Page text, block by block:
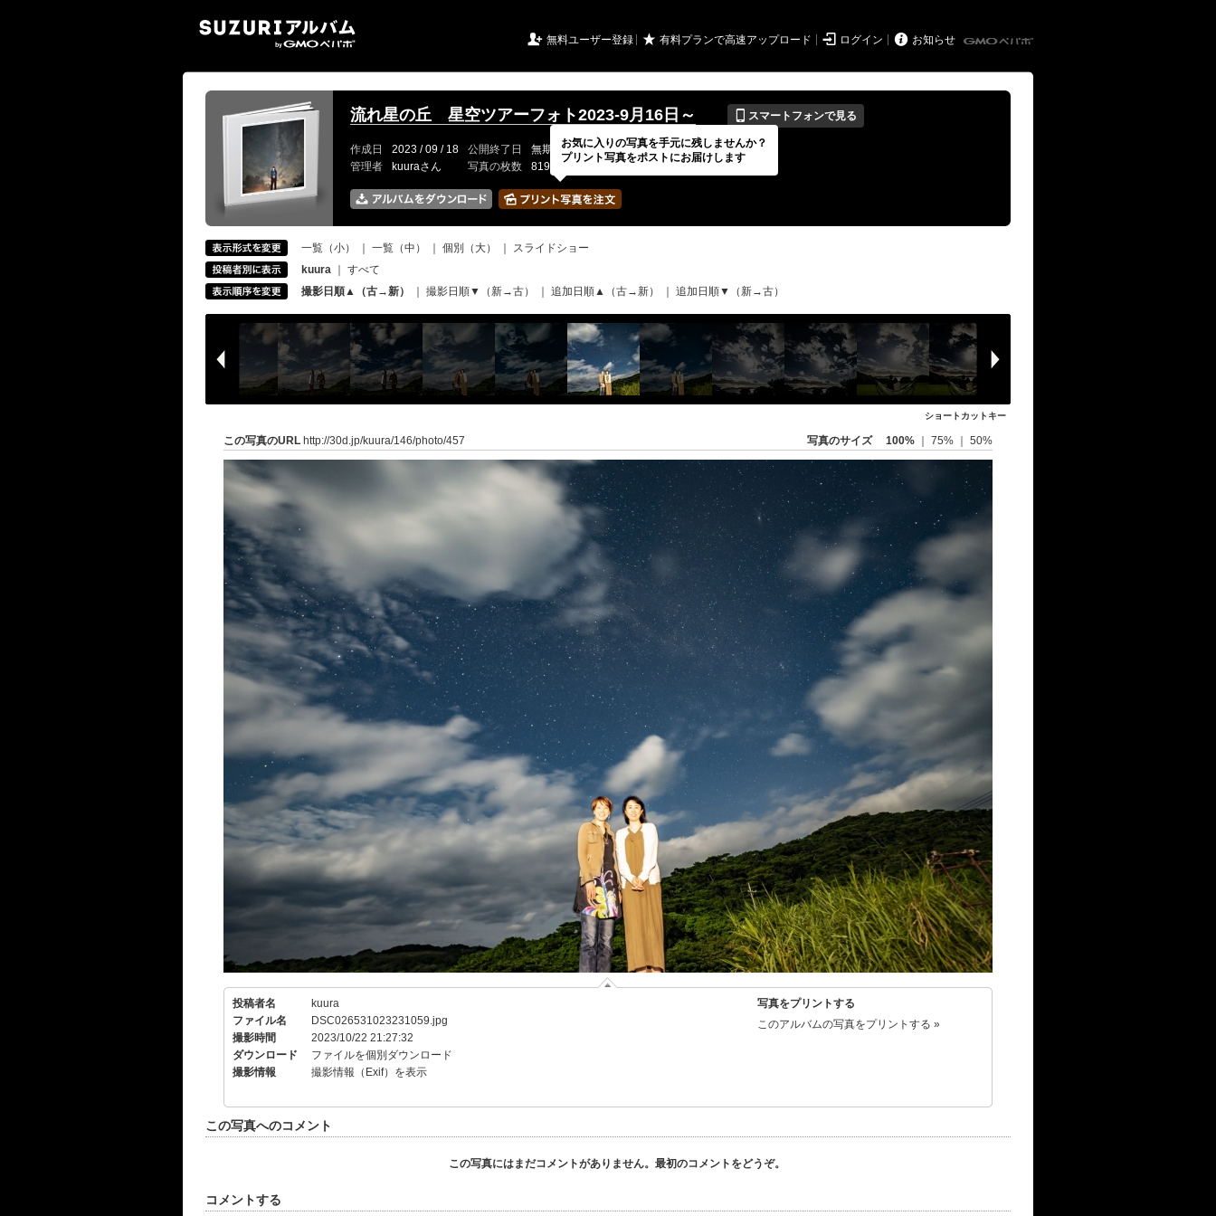
 無料ユーザー登録 ★ 有料プランで高速アップロード  ログイン  お知らせ
流れ星の丘 星空ツアーフォト2023-9月16日～ 📱 スマートフォンで見る
作成日 2023 / 09 / 18 公開終了日 無期限 イベントの期間
---
管理者
kuuraさん 写真の枚数 819 / 2000枚
一覧（小） 一覧（中） 個別（大）
スライドショー
kuura
すべて
撮影日順▲（古→新）
撮影日順▼（新→古） 追加日順▲（古→新） 追加日順▼（新→古）
ショートカットキー
この写真のURL http://30d.jp/kuura/146/photo/457 写真のサイズ 100% 75% 50%
投稿者名
kuura
ファイル名
DSC026531023231059.jpg
撮影時間
2023/10/22 21:27:32
ダウンロード
ファイルを個別ダウンロード
撮影情報
撮影情報（Exif）を表示
写真をプリントする
このアルバムの写真をプリントする »
この写真へのコメント
この写真にはまだコメントがありません。最初のコメントをどうぞ。
コメントする
お気に入りの写真を手元に残しませんか？
プリント写真をポストにお届けします